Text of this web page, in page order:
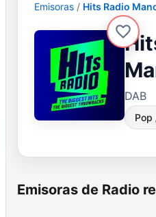
Emisoras Hits Radio
DAB
Pop
Emisoras de Radio